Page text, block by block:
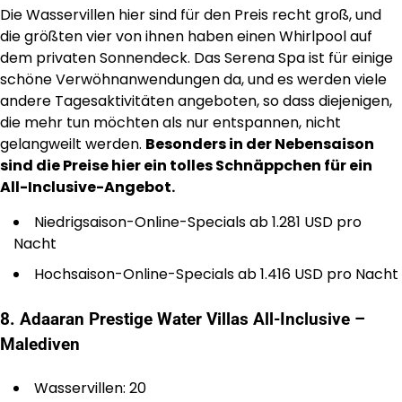
Die Wasservillen hier sind für den Preis recht groß, und
die größten vier von ihnen haben einen Whirlpool auf
dem privaten Sonnendeck. Das Serena Spa ist für einige
schöne Verwöhnanwendungen da, und es werden viele
andere Tagesaktivitäten angeboten, so dass diejenigen,
die mehr tun möchten als nur entspannen, nicht
gelangweilt werden. Besonders in der Nebensaison
sind die Preise hier ein tolles Schnäppchen für ein
All-Inclusive-Angebot.
Niedrigsaison-Online-Specials ab 1.281 USD pro
Nacht
Hochsaison-Online-Specials ab 1.416 USD pro Nacht
8. Adaaran Prestige Water Villas All-Inclusive –
Malediven
Wasservillen: 20